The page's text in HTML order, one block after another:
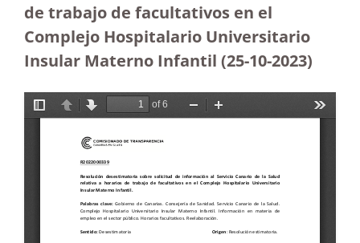
de trabajo de facultativos en el
Complejo Hospitalario Universitario
Insular Materno Infantil (25-10-2023)